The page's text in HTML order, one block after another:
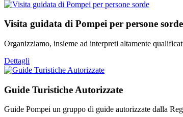
Visita guidata di Pompei per persone sorde
Organizziamo, insieme ad interpreti altamente
Dettagli
Guide Turistiche Autorizzate
Guide Pompei un gruppo di guide autorizzate dalla